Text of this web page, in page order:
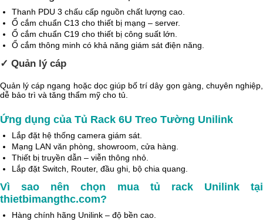
Thanh PDU 3 chấu cấp nguồn chất lượng cao.
Ổ cắm chuẩn C13 cho thiết bị mạng – server.
Ổ cắm chuẩn C19 cho thiết bị công suất lớn.
Ổ cắm thông minh có khả năng giám sát điện năng.
✓ Quản lý cáp
Quản lý cáp ngang hoặc dọc giúp bố trí dây gọn gàng, chuyên nghiệp,
dễ bảo trì và tăng thẩm mỹ cho tủ.
Ứng dụng của Tủ Rack 6U Treo Tường Unilink
Lắp đặt hệ thống camera giám sát.
Mạng LAN văn phòng, showroom, cửa hàng.
Thiết bị truyền dẫn – viễn thông nhỏ.
Lắp đặt Switch, Router, đầu ghi, bộ chia quang.
Vì sao nên chọn mua tủ rack Unilink tại
thietbimangthc.com?
Hàng chính hãng Unilink – độ bền cao.